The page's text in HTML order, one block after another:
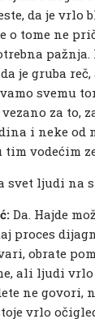
da je vrlo
o tome ne
je gruba
svemu
za to,
i neke od
vodećim
svet ljudi na
Da. Hajde
proces
obrate
ali ljudi vrlo
ne govori,
vrlo